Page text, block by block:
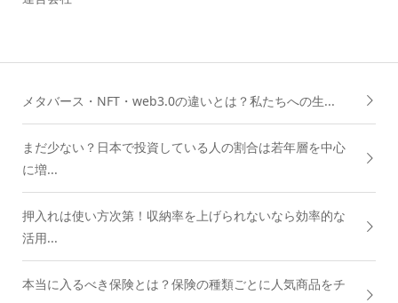
メタバース・NFT・web3.0の違いとは？私たちへの生...
まだ少ない？日本で投資している人の割合は若年層を中心
に増...
押入れは使い方次第！収納率を上げられないなら効率的な
活用...
本当に入るべき保険とは？保険の種類ごとに人気商品をチ